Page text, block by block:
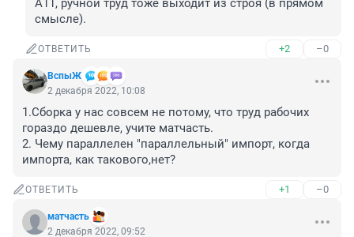
А11, ручной труд тоже выходит из строя (в прямом
смысле).
ОТВЕТИТЬ +2 –0
ВспыЖ
2 декабря 2022, 10:08
1.Сборка у нас совсем не потому, что труд рабочих
гораздо дешевле, учите матчасть.
2. Чему параллелен "параллельный" импорт, когда
импорта, как такового,нет?
ОТВЕТИТЬ +1 –0
матчасть
2 декабря 2022, 09:52